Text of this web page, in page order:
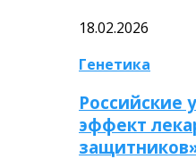
18.02.2026
Генетика
Российские
эффект